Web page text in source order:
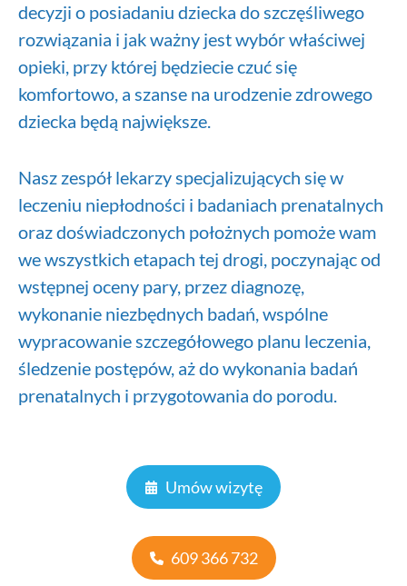
decyzji o posiadaniu dziecka do szczęśliwego
rozwiązania i jak ważny jest wybór właściwej
opieki, przy której będziecie czuć się
komfortowo, a szanse na urodzenie zdrowego
dziecka będą największe.
Nasz zespół lekarzy specjalizujących się w
leczeniu niepłodności i badaniach prenatalnych
oraz doświadczonych położnych pomoże wam
we wszystkich etapach tej drogi, poczynając od
wstępnej oceny pary, przez diagnozę,
wykonanie niezbędnych badań, wspólne
wypracowanie szczegółowego planu leczenia,
śledzenie postępów, aż do wykonania badań
prenatalnych i przygotowania do porodu.
Umów wizytę
609 366 732